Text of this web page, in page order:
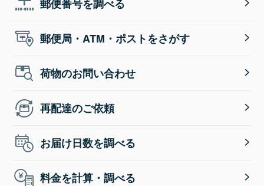
郵便番号を調べる
郵便局・ATM・ポストをさがす
荷物のお問い合わせ
再配達のご依頼
お届け日数を調べる
料金を計算・調べる